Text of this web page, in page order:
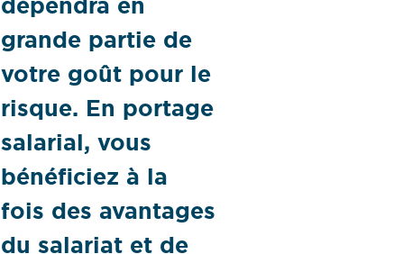
grande partie de
votre goût pour le
risque. En portage
salarial, vous
bénéficiez à la
fois des avantages
du salariat et de